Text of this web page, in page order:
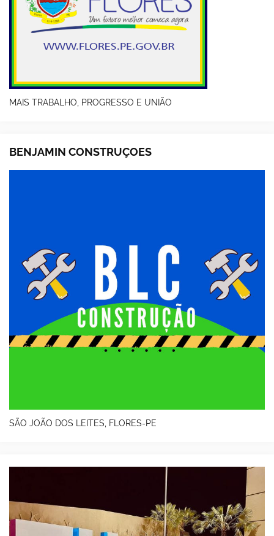
MAIS TRABALHO, PROGRESSO E UNIÃO
BENJAMIN CONSTRUÇOES
SÃO JOÃO DOS LEITES, FLORES-PE